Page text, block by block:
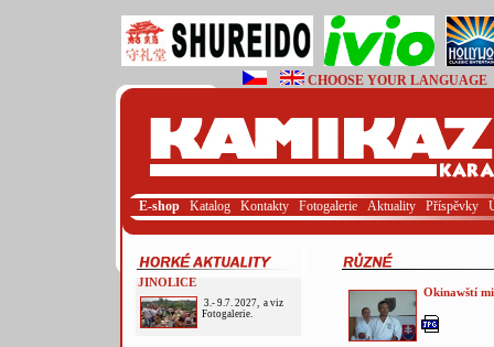
CHOOSE YOUR LANGUAGE
E-shop Katalog Kontakty Fotogalerie Aktuality Příspěvky
JINOLICE
3.- 9.7. 2027, a viz
Fotogalerie.
Okinawští